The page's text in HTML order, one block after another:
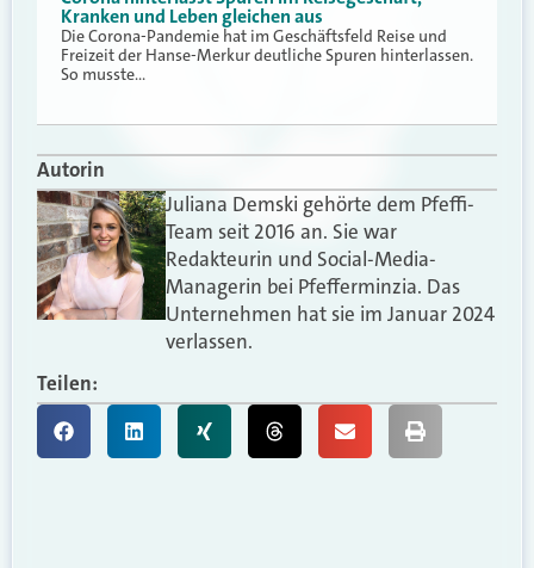
Kranken und Leben gleichen aus
Die Corona-Pandemie hat im Geschäftsfeld Reise und
Freizeit der Hanse-Merkur deutliche Spuren hinterlassen.
So musste…
Autorin
Juliana Demski gehörte dem Pfeffi-
Team seit 2016 an. Sie war
Redakteurin und Social-Media-
Managerin bei Pfefferminzia. Das
Unternehmen hat sie im Januar 2024
verlassen.
Teilen: